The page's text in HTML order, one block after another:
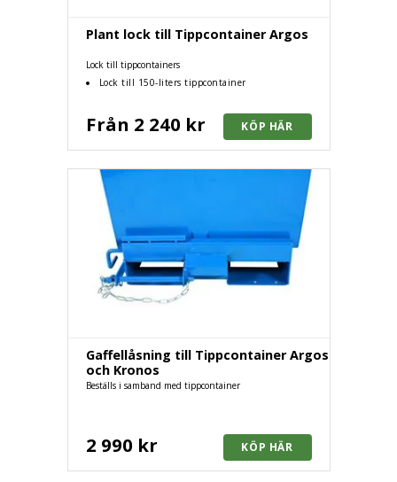
Plant lock till Tippcontainer Argos
Lock till tippcontainers
Lock till 150-liters tippcontainer
Från 2 240 kr
Gaffellåsning till Tippcontainer Argos
och Kronos
Beställs i samband med tippcontainer
2 990 kr